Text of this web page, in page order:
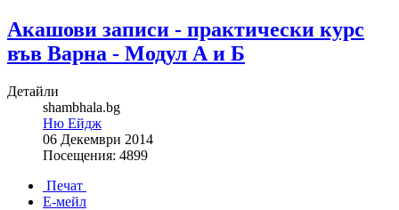
Акашови записи - практически курс
във Варна - Модул А и Б
Детайли
shambhala.bg
Ню Ейдж
06 Декември 2014
Посещения: 4899
Печат
Е-мейл